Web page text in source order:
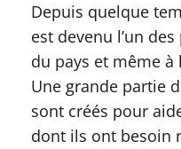
Depuis quelque
est devenu l’un
du pays et même à
Une grande partie
sont créés pour
dont ils ont besoin